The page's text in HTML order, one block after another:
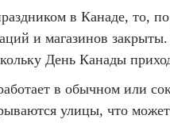
в Канаде, то,
и магазинов
День Канады
в обычном или
улицы, что